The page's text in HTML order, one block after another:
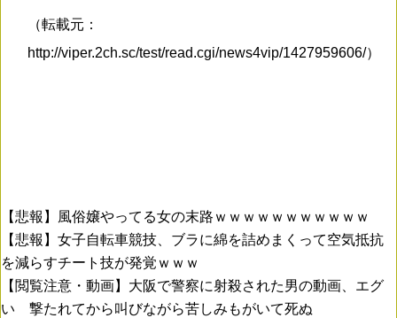
（転載元：
http://viper.2ch.sc/test/read.cgi/news4vip/1427959606/）
【悲報】風俗嬢やってる女の末路ｗｗｗｗｗｗｗｗｗｗｗ
【悲報】女子自転車競技、ブラに綿を詰めまくって空気抵抗
を減らすチート技が発覚ｗｗｗ
【閲覧注意・動画】大阪で警察に射殺された男の動画、エグ
い 撃たれてから叫びながら苦しみもがいて死ぬ